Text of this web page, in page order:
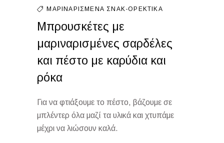
ΜΑΡΙΝΑΡΙΣΜΈΝΑ ΣΝΑΚ-ΟΡΕΚΤΙΚΆ
Μπρουσκέτες με
μαριναρισμένες σαρδέλες
και πέστο με καρύδια και
ρόκα
Για να φτιάξουμε το πέστο, βάζουμε σε
μπλέντερ όλα μαζί τα υλικά και χτυπάμε
μέχρι να λιώσουν καλά.